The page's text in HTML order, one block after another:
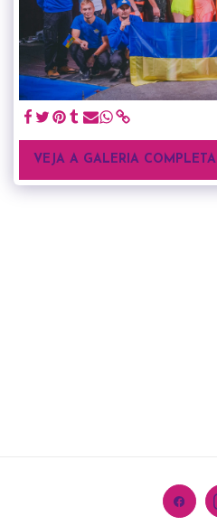
VEJA A GALERIA COMPLETA